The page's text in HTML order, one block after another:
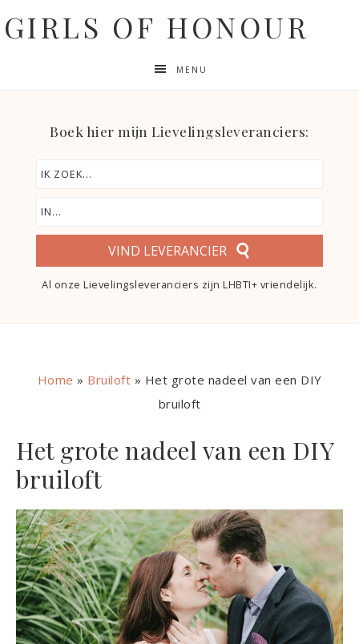
GIRLS OF HONOUR
MENU
Boek hier mijn Lievelingsleveranciers:
VIND LEVERANCIER
Al onze Lievelingsleveranciers zijn LHBTI+ vriendelijk.
Home » Bruiloft » Het grote nadeel van een DIY
bruiloft
Het grote nadeel van een DIY
bruiloft